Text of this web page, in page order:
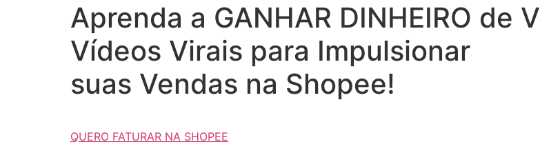
Aprenda a GANHAR DINHEIRO de
Vídeos Virais para Impulsionar
suas Vendas na Shopee!
QUERO FATURAR NA SHOPEE